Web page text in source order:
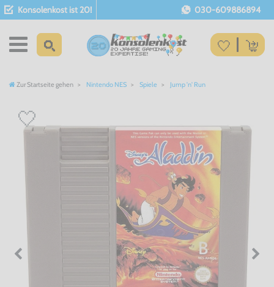
Konsolenkost ist 20! 030-609886894
Zur Startseite gehen Nintendo NES Spiele Jump 'n' Run